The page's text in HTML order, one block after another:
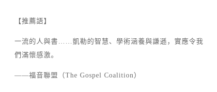
【推薦語】
一流的人與書……凱勒的智慧、學術涵養與謙遜，實應令我
們滿懷感激。
——福音聯盟（The Gospel Coalition）